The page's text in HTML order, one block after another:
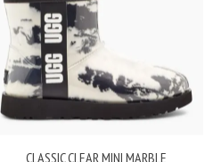
CLASSIC CLEAR MINI MARBLE